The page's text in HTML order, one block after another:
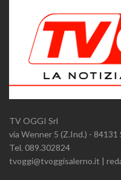
TV OGGI Srl
via Wenner 5 (Z.Ind.) - 84131
Tel. 089.302824
tvoggi@tvoggisalerno.it |